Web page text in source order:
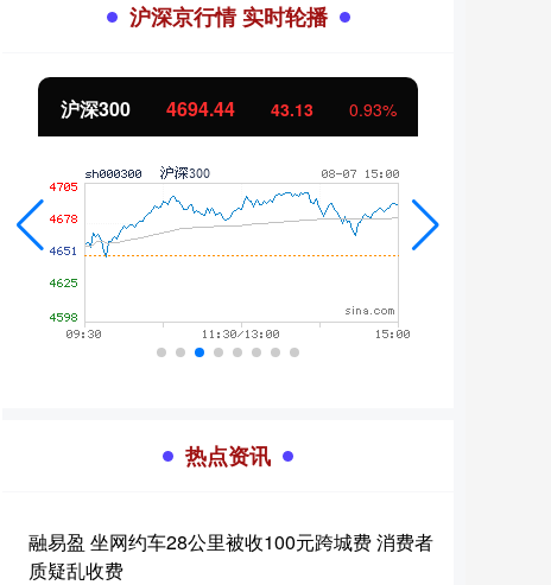
沪深京行情 实时轮播
北证50 1134.24 11.37 1.01%
热点资讯
融易盈 坐网约车28公里被收100元跨城费 消费者
质疑乱收费